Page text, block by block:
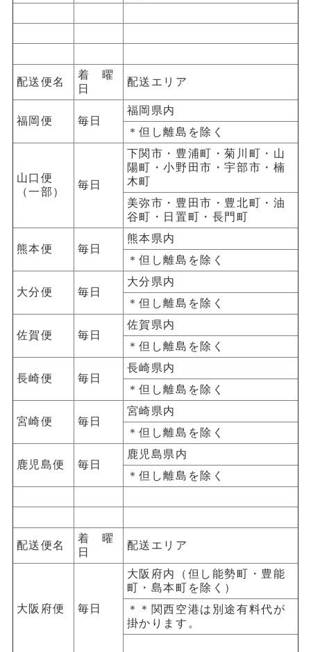
配送便名
着 曜
日
配送エリア
福岡便 毎日
福岡県内
＊但し離島を除く
山口便
（一部）
毎日
下関市・豊浦町・菊川町・山
陽町・小野田市・宇部市・楠
木町
美弥市・豊田市・豊北町・油
谷町・日置町・長門町
熊本便 毎日
熊本県内
＊但し離島を除く
大分便 毎日
大分県内
＊但し離島を除く
佐賀便 毎日
佐賀県内
＊但し離島を除く
長崎便 毎日
長崎県内
＊但し離島を除く
宮崎便 毎日
宮崎県内
＊但し離島を除く
鹿児島便 毎日
鹿児島県内
＊但し離島を除く
配送便名
着 曜
日
配送エリア
大阪府便 毎日
大阪府内（但し能勢町・豊能
町・島本町を除く）
＊＊関西空港は別途有料代が
掛かります。